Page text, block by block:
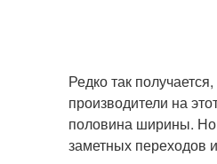
Редко так
производители на
половина ширины. Но
заметных переходов